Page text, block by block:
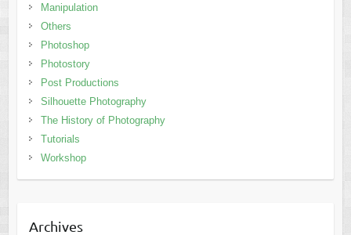
Manipulation
Others
Photoshop
Photostory
Post Productions
Silhouette Photography
The History of Photography
Tutorials
Workshop
Archives